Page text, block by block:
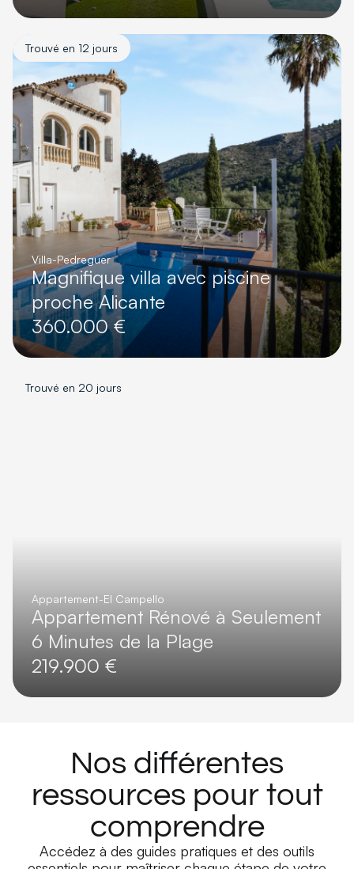
Trouvé en 12 jours
Villa-Pedreguer
Magnifique villa avec piscine
proche Alicante
360.000 €
Trouvé en 20 jours
Appartement-El Campello
Appartement Rénové à Seulement
6 Minutes de la Plage
219.900 €
Nos différentes
ressources pour tout
comprendre
Accédez à des guides pratiques et des outils